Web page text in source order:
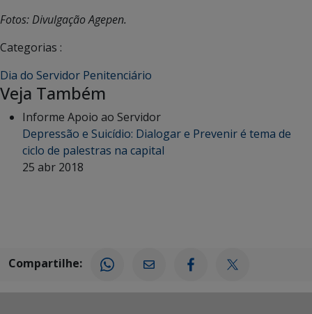
Fotos: Divulgação Agepen.
Categorias :
Dia do Servidor Penitenciário
Veja Também
Informe Apoio ao Servidor
Depressão e Suicídio: Dialogar e Prevenir é tema de
ciclo de palestras na capital
25 abr 2018
Compartilhe: